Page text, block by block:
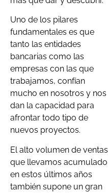
Uno de los pilares
fundamentales es que
tanto las entidades
bancarias como las
empresas con las que
trabajamos, confían
mucho en nosotros y nos
dan la capacidad para
afrontar todo tipo de
nuevos proyectos.
El alto volumen de ventas
que llevamos acumulado
en estos últimos años
también supone un gran